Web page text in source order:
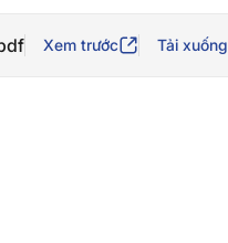
Xem trước Tải xuống